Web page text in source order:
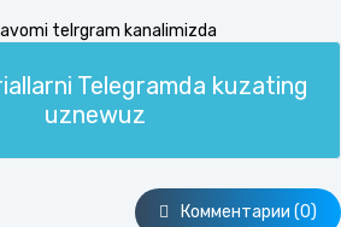
telrgram kanalimizda
Telegramda kuzating
uznewuz
Комментарии (0)